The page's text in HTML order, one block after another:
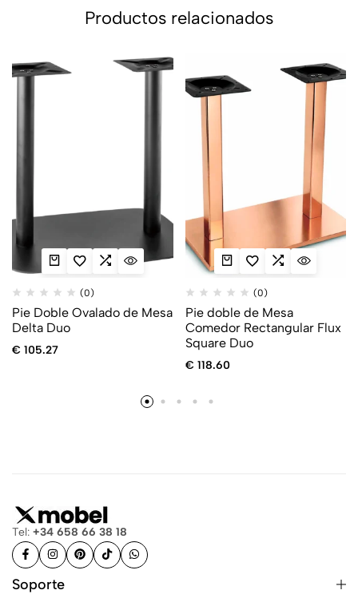
Productos relacionados
(0)
Pie Doble Ovalado de Mesa
Delta Duo
€ 105.27
(0)
Pie doble de Mesa
Comedor Rectangular Flux
Square Duo
€ 118.60
Tel: +34 658 66 38 18
Soporte